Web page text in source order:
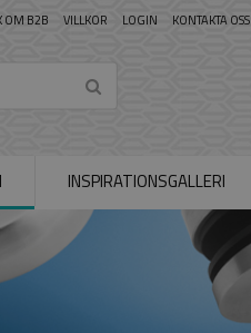
OM B2B VILLKOR LOGIN KONTAKTA OSS
INSPIRATIONSGALLERI